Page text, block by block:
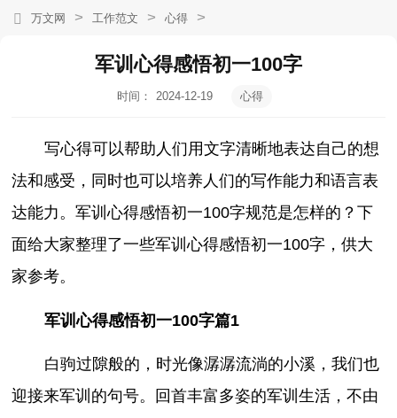
万文网 > 工作范文 > 心得 >
军训心得感悟初一100字
时间：
2024-12-19
心得
写心得可以帮助人们用文字清晰地表达自己的想
法和感受，同时也可以培养人们的写作能力和语言表
达能力。军训心得感悟初一100字规范是怎样的？下
面给大家整理了一些军训心得感悟初一100字，供大
家参考。
军训心得感悟初一100字篇1
白驹过隙般的，时光像潺潺流淌的小溪，我们也
迎接来军训的句号。回首丰富多姿的军训生活，不由